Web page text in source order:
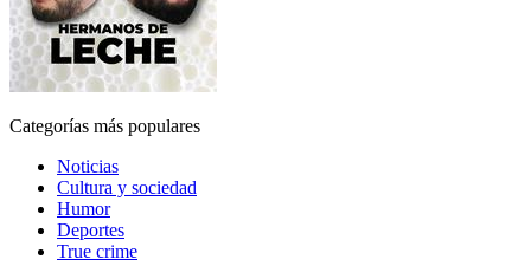
Categorías más populares
Noticias
Cultura y sociedad
Humor
Deportes
True crime